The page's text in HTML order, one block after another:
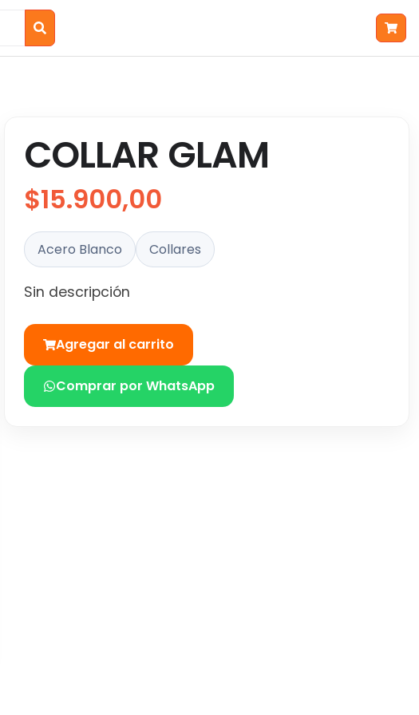
COLLAR GLAM
$15.900,00
Acero Blanco Collares
Sin descripción
Agregar al carrito
Comprar por WhatsApp